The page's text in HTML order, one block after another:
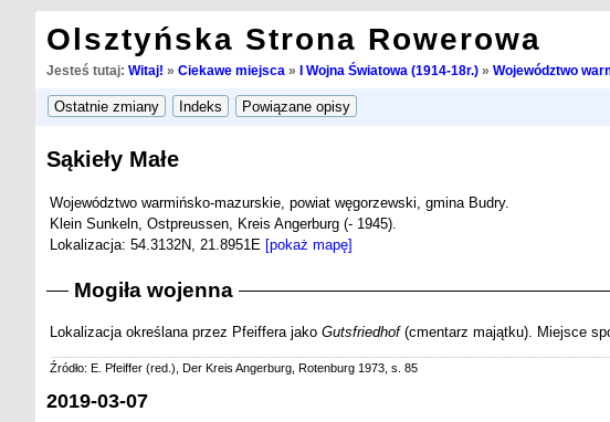
Olsztyńska Strona Rowerowa
Jesteś tutaj: Witaj! » Ciekawe miejsca » I Wojna Światowa (1914-18r.)» Województwo
Sąkieły Małe
Województwo warmińsko-mazurskie, powiat węgorzewski, gmina Budry.
Klein Sunkeln, Ostpreussen, Kreis Angerburg (- 1945).
Lokalizacja: 54.3132N, 21.8951E [pokaż mapę]
Mogiła wojenna
Lokalizacja określana przez Pfeiffera jako Gutsfriedhof(cmentarz majątku). Miejsce
Źródło: E. Pfeiffer (red.), Der Kreis Angerburg, Rotenburg 1973, s. 85
2019-03-07